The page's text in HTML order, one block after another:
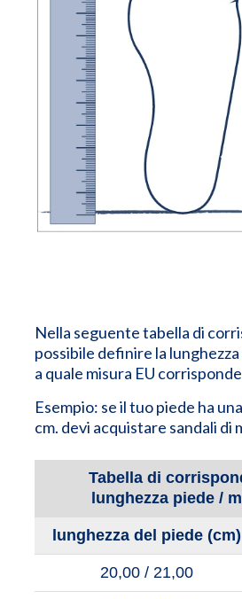
Nella seguente tabella di
possibile definire la lunghezza
a quale misura EU
Esempio: se il tuo piede ha
cm. devi acquistare sandali di
Tabella di
lunghezza piede /
lunghezza del piede (cm)
20,00 / 21,00